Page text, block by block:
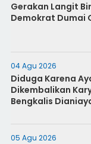
Gerakan Langit
Demokrat Dumai
04 Agu 2026
Diduga Karena
Dikembalikan
Bengkalis
05 Agu 2026